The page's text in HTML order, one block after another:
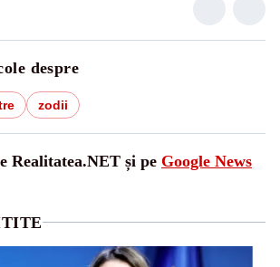
despre
zodii
Realitatea.NET și pe Google News